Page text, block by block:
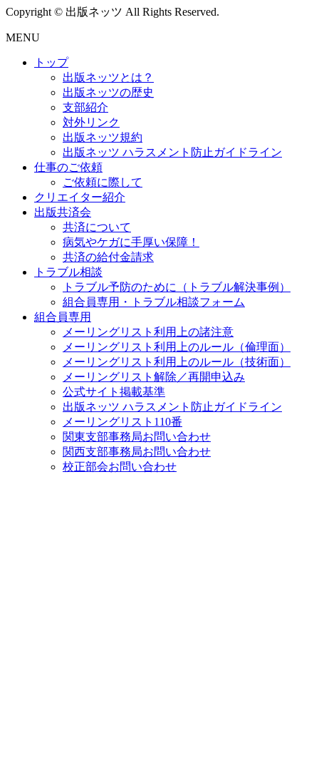
Copyright © 出版ネッツ All Rights Reserved.
MENU
トップ
出版ネッツとは？
出版ネッツの歴史
支部紹介
対外リンク
出版ネッツ規約
出版ネッツ ハラスメント防止ガイドライン
仕事のご依頼
ご依頼に際して
クリエイター紹介
出版共済会
共済について
病気やケガに手厚い保障！
共済の給付金請求
トラブル相談
トラブル予防のために（トラブル解決事例）
組合員専用・トラブル相談フォーム
組合員専用
メーリングリスト利用上の諸注意
メーリングリスト利用上のルール（倫理面）
メーリングリスト利用上のルール（技術面）
メーリングリスト解除／再開申込み
公式サイト掲載基準
出版ネッツ ハラスメント防止ガイドライン
メーリングリスト110番
関東支部事務局お問い合わせ
関西支部事務局お問い合わせ
校正部会お問い合わせ